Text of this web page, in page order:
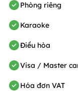
Phòng riêng
Karaoke
Điều hòa
Visa / Master
Hóa đơn VAT